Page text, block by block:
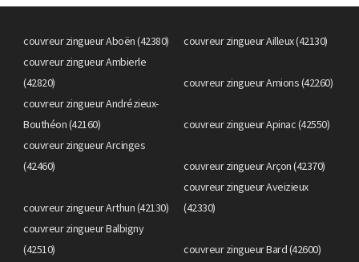
couvreur zingueur Aboën (42380)
couvreur zingueur Ailleux (42130)
couvreur zingueur Ambierle
(42820)
couvreur zingueur Amions (42260)
couvreur zingueur Andrézieux-
Bouthéon (42160)
couvreur zingueur Apinac (42550)
couvreur zingueur Arcinges
(42460)
couvreur zingueur Arçon (42370)
couvreur zingueur Arthun (42130)
couvreur zingueur Aveizieux
(42330)
couvreur zingueur Balbigny
(42510)
couvreur zingueur Bard (42600)